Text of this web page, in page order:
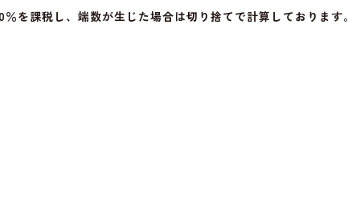
を課税し、端数が生じた場合は切り捨てで計算しております。